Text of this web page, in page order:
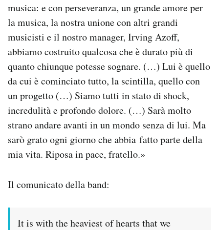
musica: e con perseveranza, un grande amore per
la musica, la nostra unione con altri grandi
musicisti e il nostro manager, Irving Azoff,
abbiamo costruito qualcosa che è durato più di
quanto chiunque potesse sognare. (…) Lui è quello
da cui è cominciato tutto, la scintilla, quello con
un progetto (…) Siamo tutti in stato di shock,
incredulità e profondo dolore. (…) Sarà molto
strano andare avanti in un mondo senza di lui. Ma
sarò grato ogni giorno che abbia fatto parte della
mia vita. Riposa in pace, fratello.»
Il comunicato della band:
It is with the heaviest of hearts that we